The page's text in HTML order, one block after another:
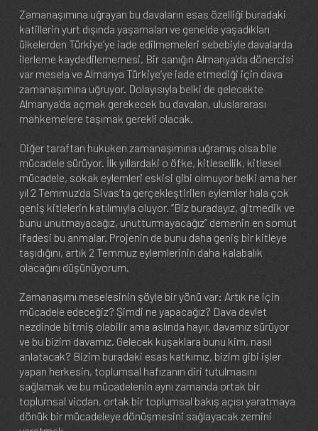
Zamanaşımına uğrayan bu davaların esas özelliği buradaki
katillerin yurt dışında yaşamaları ve genelde yaşadıkları
ülkelerden Türkiye’ye iade edilmemeleri sebebiyle davalarda
ilerleme kaydedilememesi. Bir sanığın Almanya’da dönercisi
var mesela ve Almanya Türkiye’ye iade etmediği için dava
zamanaşımına uğruyor. Dolayısıyla belki de gelecekte
Almanya’da açmak gerekecek bu davaları, uluslararası
mahkemelere taşımak gerekli olacak.
Diğer taraftan hukuken zamanaşımına uğramış olsa bile
mücadele sürüyor. İlk yıllardaki o öfke, kitlesellik, kitlesel
mücadele, sokak eylemleri eskisi gibi olmuyor belki ama her
yıl 2 Temmuz’da Sivas’ta gerçekleştirilen eylemler hala çok
geniş kitlelerin katılımıyla oluyor. “Biz buradayız, gitmedik ve
bunu unutmayacağız, unutturmayacağız” demenin en somut
ifadesi bu anmalar. Projenin de bunu daha geniş bir kitleye
taşıdığını, artık 2 Temmuz eylemlerinin daha kalabalık
olacağını düşünüyorum.
Zamanaşımı meselesinin şöyle bir yönü var: Artık ne için
mücadele edeceğiz? Şimdi ne yapacağız? Dava devlet
nezdinde bitmiş olabilir ama aslında hayır, davamız sürüyor
ve bu bizim davamız. Gelecek kuşaklara bunu kim, nasıl
anlatacak? Bizim buradaki esas katkımız, bizim gibi işler
yapan herkesin, toplumsal hafızanın diri tutulmasını
sağlamak ve bu mücadelenin aynı zamanda ortak bir
toplumsal vicdan, ortak bir toplumsal bakış açısı yaratmaya
dönük bir mücadeleye dönüşmesini sağlayacak zemini